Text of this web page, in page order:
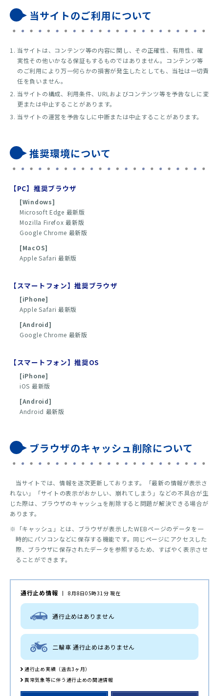
当サイトのご利用について
当サイトは、コンテンツ等の内容に関し、その正確性、有用性、確
実性その他いかなる保証もするものではありません。コンテンツ等
のご利用により万一何らかの損害が発生したとしても、当社は一切責
任を負いません。
当サイトの構成、利用条件、URLおよびコンテンツ等を予告なしに変
更または中止することがあります。
当サイトの運営を予告なしに中断または中止することがあります。
推奨環境について
【PC】推奨ブラウザ
[Windows]
Microsoft Edge 最新版
Mozilla Firefox 最新版
Google Chrome 最新版
[MacOS]
Apple Safari 最新版
【スマートフォン】推奨ブラウザ
[iPhone]
Apple Safari 最新版
[Android]
Google Chrome 最新版
【スマートフォン】推奨OS
[iPhone]
iOS 最新版
[Android]
Android 最新版
ブラウザのキャッシュ削除について
当サイトでは、情報を逐次更新しております。「最新の情報が表示さ
れない」「サイトの表示がおかしい、崩れてしまう」などの不具合が生
じた際は、ブラウザのキャッシュを削除すると問題が解決できる場合が
あります。
※「キャッシュ」とは、ブラウザが表示したWEBページのデータを一
時的にパソコンなどに保存する機能です。同じページにアクセスした
際、ブラウザに保存されたデータを参照するため、すばやく表示させ
ることができます。
通行止め情報 8月8日05時31分 現在
通行止めはありません
二輪車 通行止めはありません
通行止め実績（過去3ヶ月）
異常気象等に伴う通行止めの関連情報